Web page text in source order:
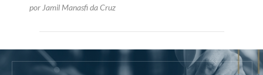
por Jamil Manasfi da Cruz